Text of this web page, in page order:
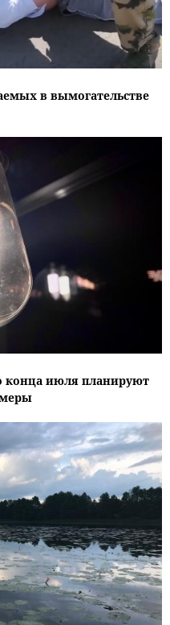
в вымогательстве
конца июля планируют